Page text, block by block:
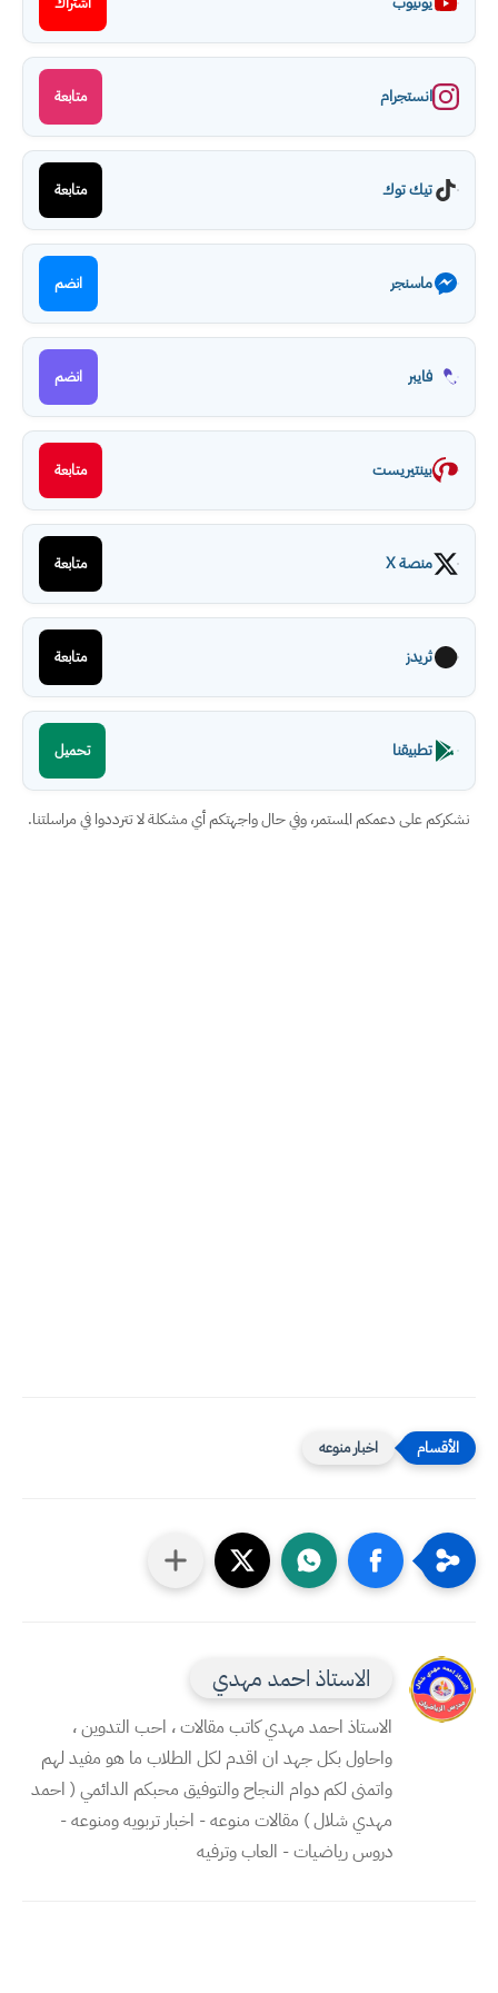
انستجرام متابعة
تيك توك متابعة
ماسنجر انضم
فايبر انضم
بينتيريست متابعة
منصة X متابعة
ثريدز متابعة
تطبيقنا تحميل
نشكركم على دعمكم المستمر، وفي حال واجهتكم أي مشكلة لا تترددوا في مراسلتنا.
اخبار منوعه
الاستاذ احمد مهدي
الاستاذ احمد مهدي كاتب مقالات ، احب التدوين ،
واحاول بكل جهد ان اقدم لكل الطلاب ما هو مفيد لهم
واتمنى لكم دوام النجاح والتوفيق محبكم الدائمي ( احمد
مهدي شلال ) مقالات منوعه - اخبار تربويه ومنوعه -
دروس رياضيات - العاب وترفيه